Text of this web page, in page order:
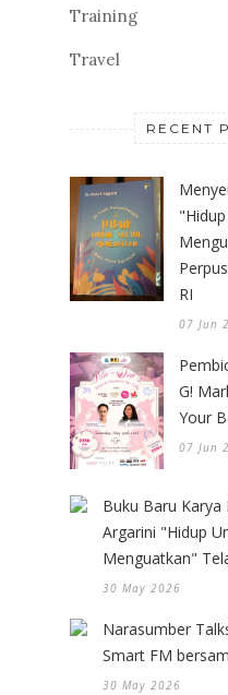
Training
Travel
RECENT
RI
07 Jun
G!
Your
07 Jun
Buku Baru Karya
Argarini "Hidup
Menguatkan"
30 May 2026
Narasumber
Smart FM
30 May 2026